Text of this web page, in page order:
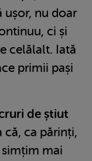
ușor, nu doar
ci și
celălalt. Iată
primii pași
de știut
că, ca părinți,
mai